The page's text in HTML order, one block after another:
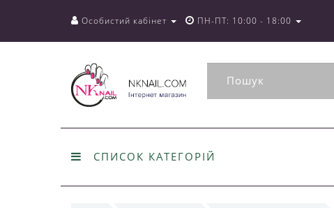
Особистий кабінет ПН-ПТ: 10:00 - 18:00
СПИСОК КАТЕГОРІЙ